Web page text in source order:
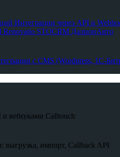
Интеграции через API и
Renovatio STOCRM ДалионАвто
с CMS (Wordpress, 1С-
вебхуками Calltouch
выгрузка, импорт, Callback API